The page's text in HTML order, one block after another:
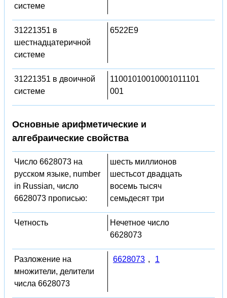
системе
31221351 в
шестнадцатеричной
системе
6522E9
31221351 в двоичной
системе
11001010010001011101
001
Основные арифметические и
алгебраические свойства
Число 6628073 на
русском языке, number
in Russian, число
6628073 прописью:
шесть миллионов
шестьсот двадцать
восемь тысяч
семьдесят три
Четность
Нечетное число
6628073
Разложение на
множители, делители
числа 6628073
6628073 , 1